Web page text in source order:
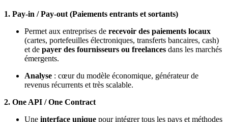
1. Pay-in / Pay-out (Paiements entrants et sortants)
Permet aux entreprises de recevoir des paiements locaux
(cartes, portefeuilles électroniques, transferts bancaires, cash)
et de payer des fournisseurs ou freelances dans les marchés
émergents.
Analyse : cœur du modèle économique, générateur de
revenus récurrents et très scalable.
2. One API / One Contract
Une interface unique pour intégrer tous les pays et méthodes